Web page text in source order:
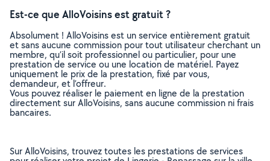
Est-ce que AlloVoisins est gratuit ?
Absolument ! AlloVoisins est un service entièrement gratuit
et sans aucune commission pour tout utilisateur cherchant un
membre, qu’il soit professionnel ou particulier, pour une
prestation de service ou une location de matériel. Payez
uniquement le prix de la prestation, fixé par vous,
demandeur, et l’offreur.
Vous pouvez réaliser le paiement en ligne de la prestation
directement sur AlloVoisins, sans aucune commission ni frais
bancaires.
Sur AlloVoisins, trouvez toutes les prestations de services